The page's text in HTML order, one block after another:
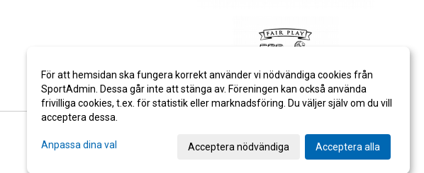
För att hemsidan ska fungera korrekt använder vi nödvändiga cookies från
SportAdmin. Dessa går inte att stänga av. Föreningen kan också använda
frivilliga cookies, t.ex. för statistik eller marknadsföring. Du väljer själv om du vill
acceptera dessa.
Anpassa dina val Acceptera nödvändiga Acceptera alla